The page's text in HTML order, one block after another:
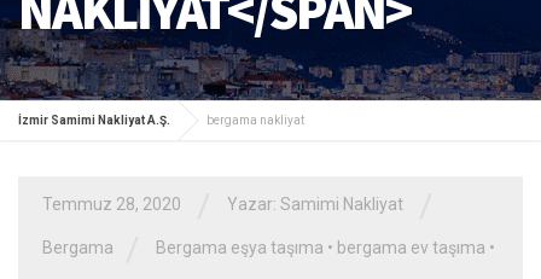
İzmir Samimi Nakliyat A.Ş. bergama nakliyat
Temmuz 28, 2020 Yazar: Samimi Nakliyat
Bergama Bergama eşya taşıma • bergama ev taşıma •